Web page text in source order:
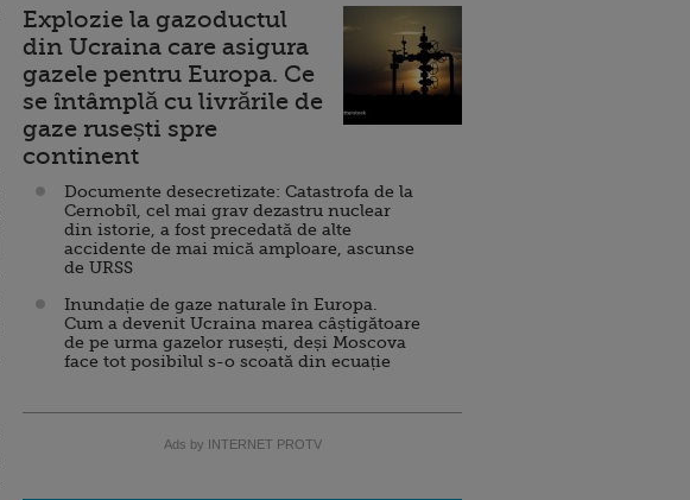
Explozie la gazoductul
din Ucraina care asigura
gazele pentru Europa. Ce
se întâmplă cu livrările de
gaze rusești spre
continent
Documente desecretizate: Catastrofa de la
Cernobîl, cel mai grav dezastru nuclear
din istorie, a fost precedată de alte
accidente de mai mică amploare, ascunse
de URSS
Inundație de gaze naturale în Europa.
Cum a devenit Ucraina marea câștigătoare
de pe urma gazelor rusești, deși Moscova
face tot posibilul s-o scoată din ecuație
Ads by INTERNET PROTV